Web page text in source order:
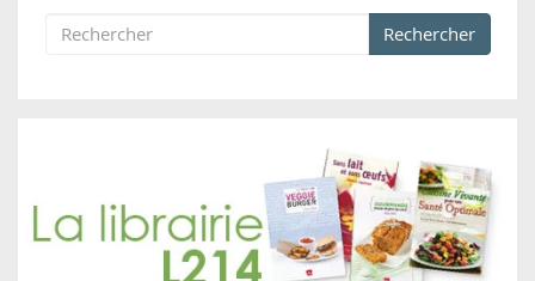
Formulaire de recherche
Rechercher